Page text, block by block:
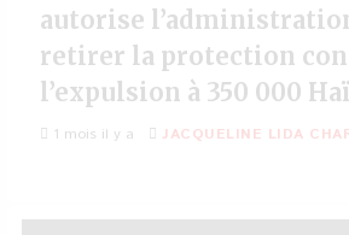
autorise
retirer la protection
l’expulsion à 350 000
1 mois il y a JACQUELINE LIDA